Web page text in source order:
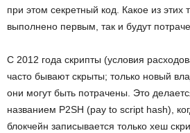
при этом секретный код. Какое из этих
выполнено первым, так и будут
С 2012 года скрипты (условия
часто бывают скрыты; только новый
они могут быть потрачены. Это
названием P2SH (pay to script hash),
блокчейн записывается только хеш